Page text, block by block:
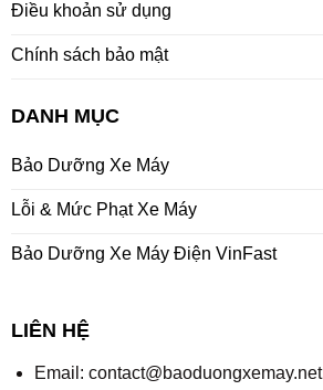
Điều khoản sử dụng
Chính sách bảo mật
DANH MỤC
Bảo Dưỡng Xe Máy
Lỗi & Mức Phạt Xe Máy
Bảo Dưỡng Xe Máy Điện VinFast
LIÊN HỆ
Email: contact@baoduongxemay.net